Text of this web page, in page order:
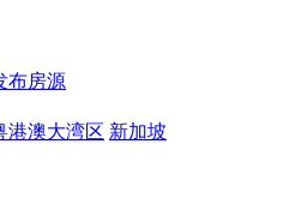
布房源
港澳大湾区 新加坡